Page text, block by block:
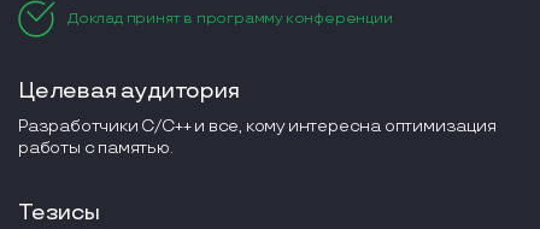
Доклад принят в программу конференции
Целевая аудитория
Разработчики С/С++ и все, кому интересна оптимизация
работы с памятью.
Тезисы